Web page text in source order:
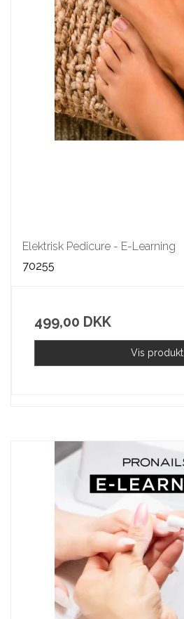
Elektrisk Pedicure - E-Learning
70255
499,00 DKK
Vis produkt